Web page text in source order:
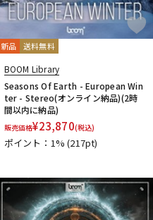
新品 送料無料
BOOM Library
Seasons Of Earth - European Win
ter - Stereo(オンライン納品)(2時
間以内に納品)
販売価格¥23,870(税込)
ポイント：1%(217pt)